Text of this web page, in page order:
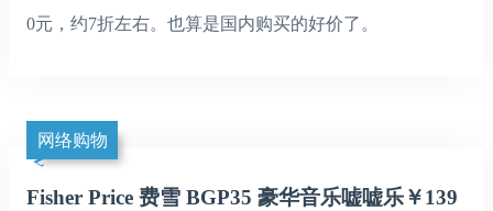
0元，约7折左右。也算是国内购买的好价了。
网络购物
Fisher Price 费雪 BGP35 豪华音乐嘘嘘乐￥139